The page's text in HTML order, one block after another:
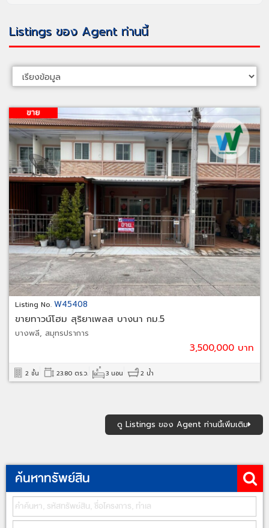
Listings ของ Agent ท่านนี้
Listing No. W45408
ขายทาวน์โฮม สุริยาเพลส บางนา กม.5
บางพลี, สมุทรปราการ
3,500,000 บาท
2 ชั้น 23.80 ตร.ว. 3 นอน 2 น้ำ
ดู Listings ของ Agent ท่านนี้เพิ่มเติม
ค้นหาทรัพย์สิน